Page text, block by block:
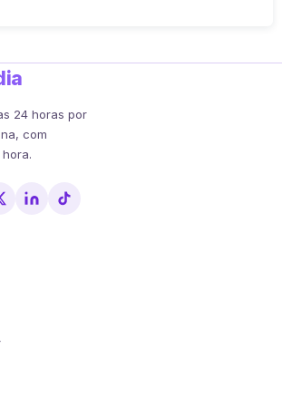
24 horas por
com